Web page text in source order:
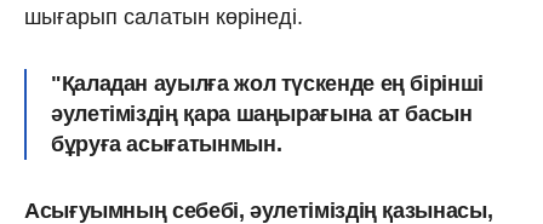
шығарып салатын көрінеді.
"Қаладан ауылға жол түскенде ең бірінші
әулетіміздің қара шаңырағына ат басын
бұруға асығатынмын.
Асығуымның себебі, әулетіміздің қазынасы,